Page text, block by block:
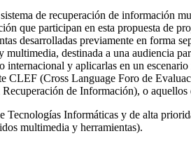
de recuperación de información
que participan en esta propuesta de
desarrolladas previamente en forma
destinada a una audiencia
internacional y aplicarlas en un
(Cross Language Foro de
de Información), o aquellos
Tecnologías Informáticas y de alta
multimedia y herramientas).